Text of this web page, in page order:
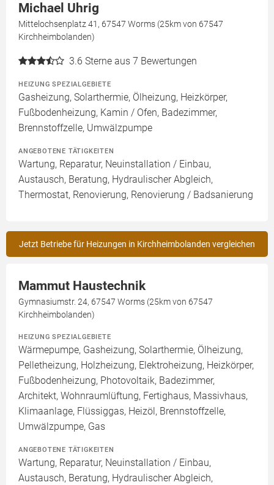
Michael Uhrig
Mittelochsenplatz 41, 67547 Worms (25km von 67547
Kirchheimbolanden)
3.6 Sterne aus 7 Bewertungen
HEIZUNG SPEZIALGEBIETE
Gasheizung, Solarthermie, Ölheizung, Heizkörper,
Fußbodenheizung, Kamin / Ofen, Badezimmer,
Brennstoffzelle, Umwälzpumpe
ANGEBOTENE TÄTIGKEITEN
Wartung, Reparatur, Neuinstallation / Einbau,
Austausch, Beratung, Hydraulischer Abgleich,
Thermostat, Renovierung, Renovierung / Badsanierung
Jetzt Betriebe für Heizungen in Kirchheimbolanden vergleichen
Mammut Haustechnik
Gymnasiumstr. 24, 67547 Worms (25km von 67547
Kirchheimbolanden)
HEIZUNG SPEZIALGEBIETE
Wärmepumpe, Gasheizung, Solarthermie, Ölheizung,
Pelletheizung, Holzheizung, Elektroheizung, Heizkörper,
Fußbodenheizung, Photovoltaik, Badezimmer,
Architekt, Wohnraumlüftung, Fertighaus, Massivhaus,
Klimaanlage, Flüssiggas, Heizöl, Brennstoffzelle,
Umwälzpumpe, Gas
ANGEBOTENE TÄTIGKEITEN
Wartung, Reparatur, Neuinstallation / Einbau,
Austausch, Beratung, Hydraulischer Abgleich,